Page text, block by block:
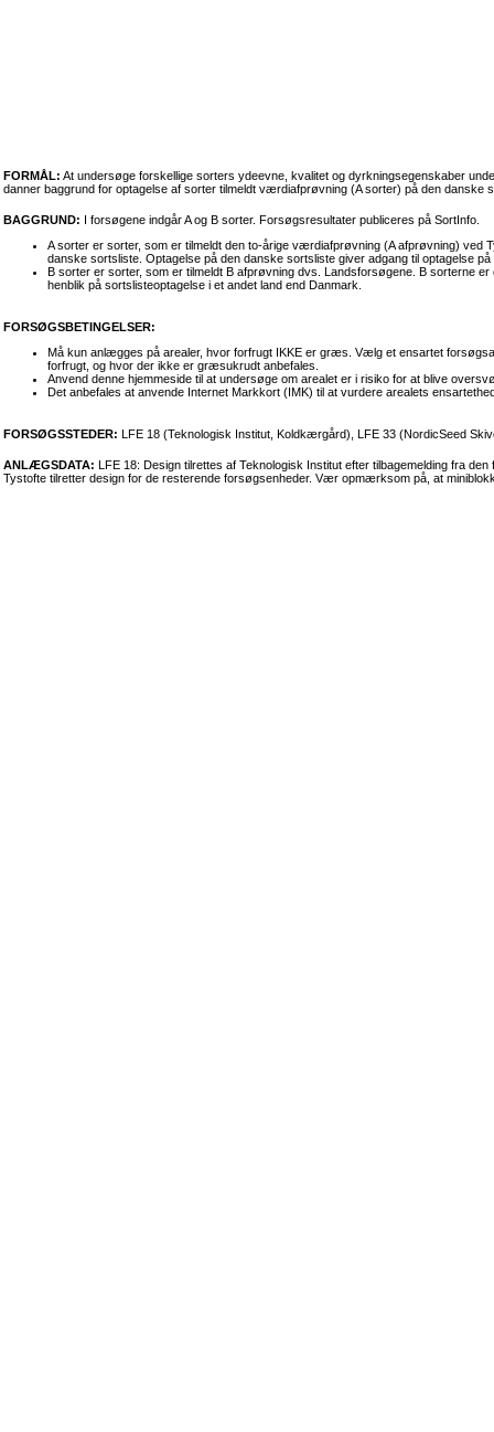
FORMÅL: At undersøge forskellige sorters ydeevne, kvalitet og dyrkningsegenskaber
danner baggrund for optagelse af sorter tilmeldt værdiafprøvning (A sorter) på den danske
BAGGRUND: I forsøgene indgår A og B sorter. Forsøgsresultater publiceres på SortInfo.
A sorter er sorter, som er tilmeldt den to-årige værdiafprøvning (A afprøvning)
danske sortsliste. Optagelse på den danske sortsliste giver adgang til optagelse
B sorter er sorter, som er tilmeldt B afprøvning dvs. Landsforsøgene. B sorterne
henblik på sortslisteoptagelse i et andet land end Danmark.
FORSØGSBETINGELSER:
Må kun anlægges på arealer, hvor forfrugt IKKE er græs. Vælg et ensartet
forfrugt, og hvor der ikke er græsukrudt anbefales.
Anvend denne hjemmeside til at undersøge om arealet er i risiko for at blive
Det anbefales at anvende Internet Markkort (IMK) til at vurdere arealets
FORSØGSSTEDER: LFE 18 (Teknologisk Institut, Koldkærgård), LFE 33 (NordicSeed
ANLÆGSDATA: LFE 18: Design tilrettes af Teknologisk Institut efter tilbagemelding fra
Tystofte tilretter design for de resterende forsøgsenheder. Vær opmærksom på, at